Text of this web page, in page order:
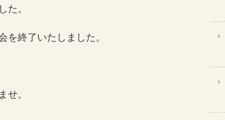
。
終了いたしました。
。